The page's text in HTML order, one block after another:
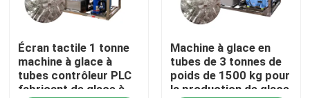
Écran tactile 1 tonne
machine à glace à
tubes contrôleur PLC
fabricant de glace à
Machine à glace en
tubes de 3 tonnes de
poids de 1500 kg pour
la production de glace